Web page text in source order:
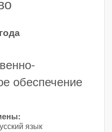
обеспечение
язык